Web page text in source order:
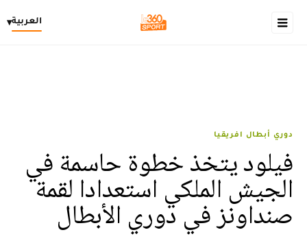
العربية▾
دوري أبطال افريقيا
فيلود يتخذ خطوة حاسمة في
الجيش الملكي استعدادا لقمة
صنداونز في دوري الأبطال